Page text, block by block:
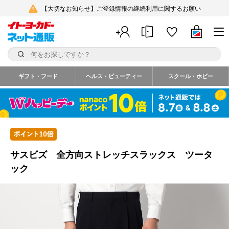
【大切なお知らせ】ご登録情報の継続利用に関するお願い
ギフト・フード ヘルス・ビューティー スクール・ホビー
サスビズ 全方向ストレッチスラックス ツータ
ック